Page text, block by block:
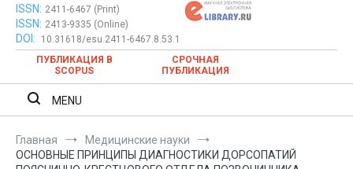
публикация научных статей в
ежемесячном научном журнале
Евразийский Союз Ученых — публикация научных статей в
ежемесячном научном журнале
ISSN: 2411-6467 (Print)
ISSN: 2413-9335 (Online)
DOI:
10.31618/esu.2411-6467.8.53.1
ПУБЛИКАЦИЯ В
SCOPUS
СРОЧНАЯ
ПУБЛИКАЦИЯ
MENU
Главная
Медицинские науки
ОСНОВНЫЕ ПРИНЦИПЫ ДИАГНОСТИКИ ДОРСОПАТИЙ